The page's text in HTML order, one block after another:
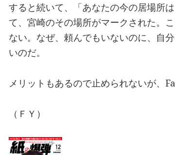
すると続いて、「あなたの今の居場所
て、宮崎のその場所がマークされた。
ない。なぜ、頼んでもいないのに、自
いのだ。
メリットもあるので止められないが、
（ＦＹ）